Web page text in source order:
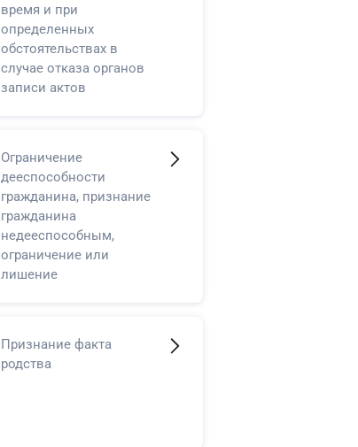
время и при
определенных
обстоятельствах в
случае отказа органов
записи актов
Ограничение
дееспособности
гражданина, признание
гражданина
недееспособным,
ограничение или
лишение
восемнадцати лет права
самостоятельно
Признание факта
родства